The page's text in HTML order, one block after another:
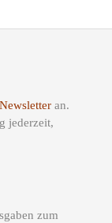
Newsletter an.
jederzeit,
zum